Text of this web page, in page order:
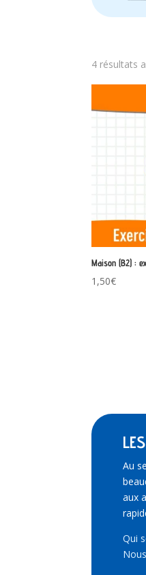
4 résultats
Maison (B2) :
1,50€
Au
aux
Qui